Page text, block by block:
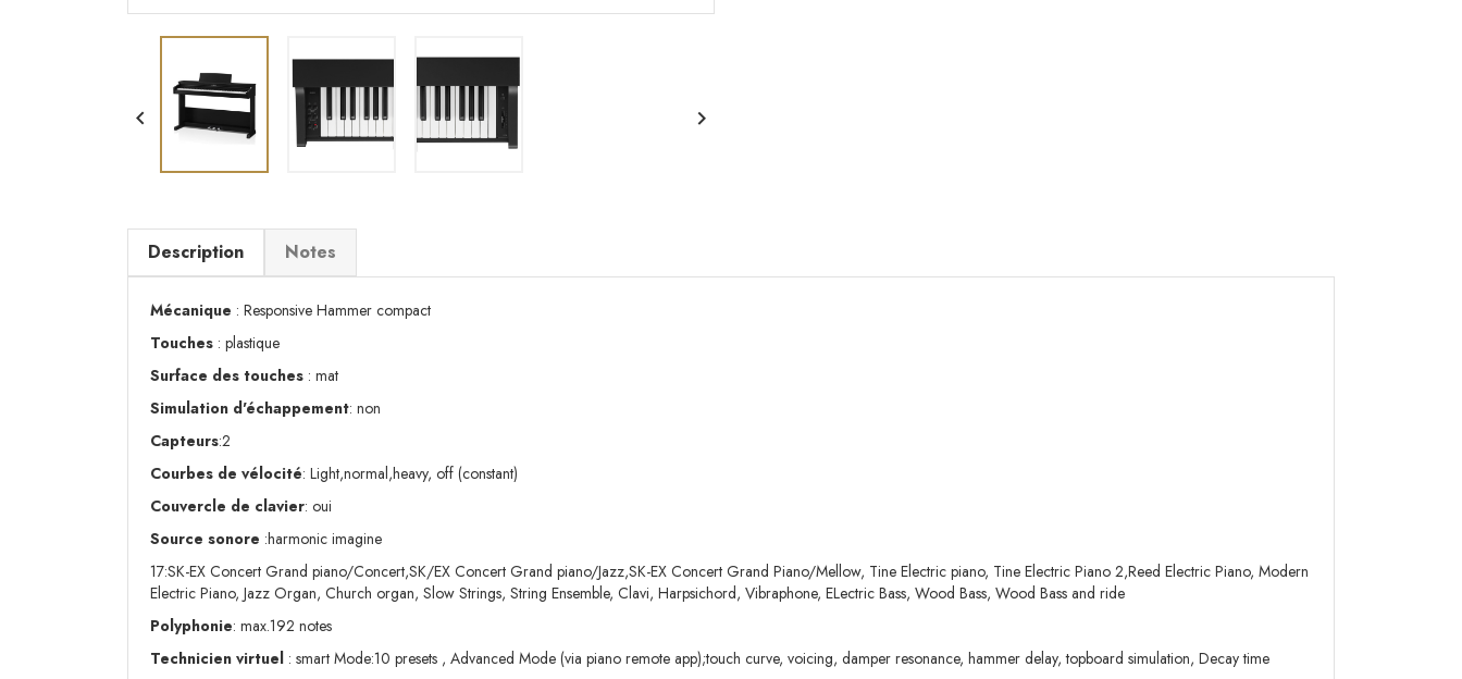
 
Description Notes
Mécanique : Responsive Hammer compact
Touches : plastique
Surface des touches : mat
Simulation d'échappement: non
Capteurs:2
Courbes de vélocité: Light,normal,heavy, off (constant)
Couvercle de clavier: oui
Source sonore :harmonic imagine
17:SK-EX Concert Grand piano/Concert,SK/EX Concert Grand piano/Jazz,SK-EX Concert Grand Piano/Mellow, Tine Electric piano, Tine Electric Piano 2,Reed Electric Piano, Modern
Electric Piano, Jazz Organ, Church organ, Slow Strings, String Ensemble, Clavi, Harpsichord, Vibraphone, ELectric Bass, Wood Bass, Wood Bass and ride
Polyphonie: max.192 notes
Technicien virtuel : smart Mode:10 presets , Advanced Mode (via piano remote app);touch curve, voicing, damper resonance, hammer delay, topboard simulation, Decay time